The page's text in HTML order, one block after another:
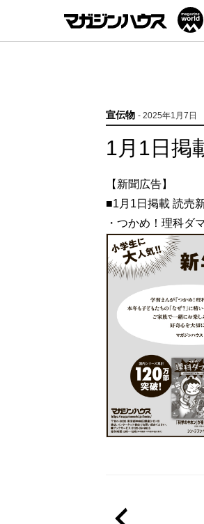
宣伝物 - 2025年1月7日
1月1日掲
【新聞広告】
■1月1日掲載 読売
・つかめ！理科ダ